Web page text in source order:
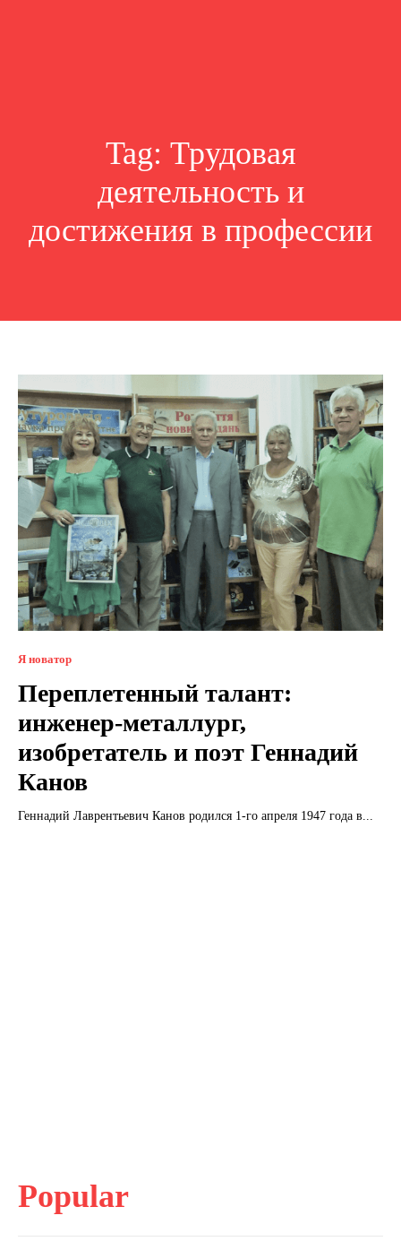
Tag: Трудовая
деятельность и
достижения в профессии
Я новатор
Переплетенный талант:
инженер-металлург,
изобретатель и поэт Геннадий
Канов
Геннадий Лаврентьевич Канов родился 1-го апреля 1947 года в...
Popular